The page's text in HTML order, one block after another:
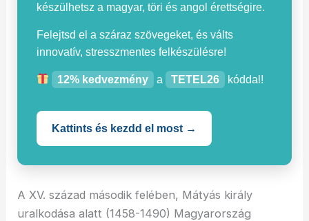
készülhetsz a magyar, töri és angol érettségire.
Felejtsd el a száraz szövegeket, és válts
innovatív, stresszmentes felkészülésre!
12% kedvezmény a TETEL26 kóddal!
Kattints és kezdd el most →
A XV. század második felében, Mátyás király
uralkodása alatt (1458-1490) Magyarország